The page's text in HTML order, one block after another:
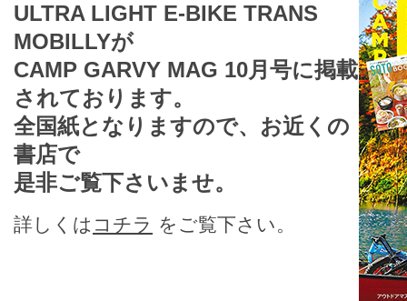
ULTRA LIGHT E-BIKE TRANS
MOBILLYが
CAMP GARVY MAG 10月号に掲載
されております。
全国紙となりますので、お近くの
書店で
是非ご覧下さいませ。
詳しくは コチラ をご覧下さい。